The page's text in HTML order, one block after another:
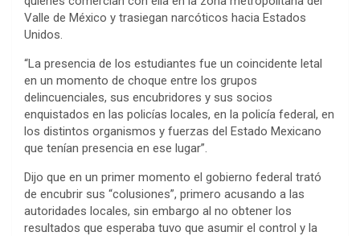
Valle de México y trasiegan narcóticos hacia Estados
Unidos.
“La presencia de los estudiantes fue un coincidente letal
en un momento de choque entre los grupos
delincuenciales, sus encubridores y sus socios
enquistados en las policías locales, en la policía federal, en
los distintos organismos y fuerzas del Estado Mexicano
que tenían presencia en ese lugar”.
Dijo que en un primer momento el gobierno federal trató
de encubrir sus “colusiones”, primero acusando a las
autoridades locales, sin embargo al no obtener los
resultados que esperaba tuvo que asumir el control y la